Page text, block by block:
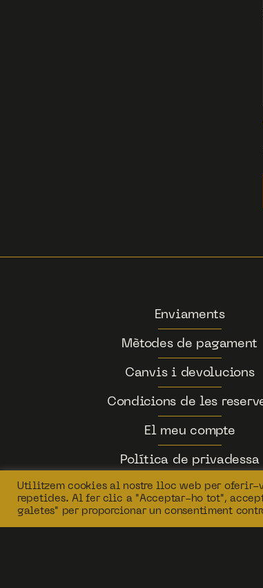
Enviaments
Mètodes de pagament
Canvis i devolucions
Condicions de les
El meu compte
Política de privadessa
Utilitzem cookies al nostre lloc web per oferir-
repetides. Al fer clic a "Acceptar-ho tot",
galetes" per proporcionar un consentiment